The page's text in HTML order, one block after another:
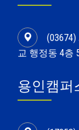
교 행정동 4층
용인캠퍼